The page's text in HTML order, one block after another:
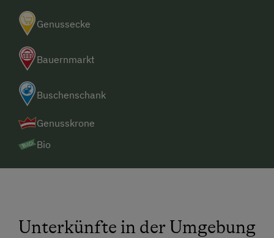
Genussecke
Bauernmarkt
Buschenschank
Genusskrone
Bio
Unterkünfte in der Umgebung